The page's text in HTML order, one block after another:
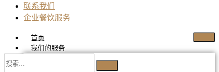
联系我们
企业餐饮服务
首页
我们的服务